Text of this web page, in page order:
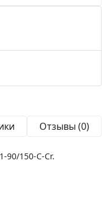
Отзывы (0)
90/150-C-Cr.